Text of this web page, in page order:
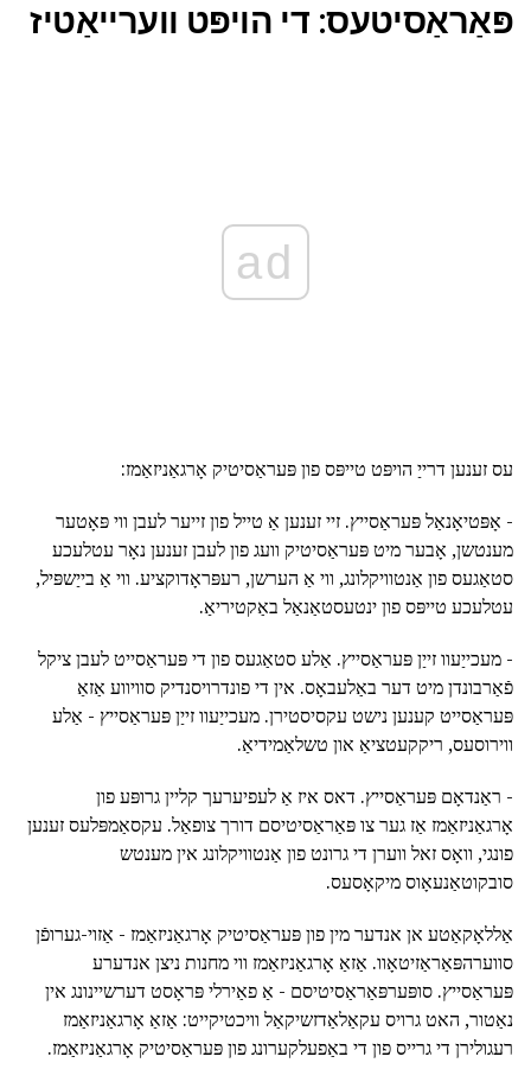
פּאַראַסיטעס: די הויפּט ווערייאַטיז
ad
עס זענען דרייַ הויפּט טייפּס פון פּעראַסיטיק אָרגאַניזאַמז:
- אָפּטיאָנאַל פּעראַסייץ. זיי זענען אַ טייל פון זייער לעבן ווי פּאָטער
מענטשן, אָבער מיט פּעראַסיטיק וועג פון לעבן זענען נאָר עטלעכע
סטאַגעס פון אַנטוויקלונג, ווי אַ הערשן, רעפּראָדוקציע. ווי אַ בייַשפּיל,
עטלעכע טייפּס פון ינטעסטאַנאַל באַקטיריאַ.
- מעכייַעוו זייַן פּעראַסייץ. אַלע סטאַגעס פון די פּעראַסייט לעבן ציקל
פֿאַרבונדן מיט דער באַלעבאָס. אין די פונדרויסנדיק סוויווע אַזאַ
פּעראַסייט קענען נישט עקסיסטירן. מעכייַעוו זייַן פּעראַסייץ - אַלע
ווירוסעס, ריקקעטציאַ און טשלאַמידיאַ.
- ראַנדאָם פּעראַסייץ. דאס איז אַ לעפיערעך קליין גרופּע פון
אָרגאַניזאַמז אַז גער צו פּאַראַסיטיסם דורך צופאַל. עקסאַמפּלעס זענען
פונגי, וואָס זאל ווערן די גרונט פון אַנטוויקלונג אין מענטש
סובקוטאַנעאָוס מיקאָסעס.
אַללאָקאַטע אן אנדער מין פון פּעראַסיטיק אָרגאַניזאַמז - אַזוי-גערופֿן
סווערהפּאַראַזיטאָוו. אַזאַ אָרגאַניזאַמז ווי מחנות ניצן אנדערע
פּעראַסייץ. סופּערפּאַראַסיטיסם - אַ פאַירלי פּראָסט דערשיינונג אין
נאַטור, האט גרויס עקאַלאַדזשיקאַל וויכטיקייט: אַזאַ אָרגאַניזאַמז
רעגולירן די גרייס פון די באַפעלקערונג פון פּעראַסיטיק אָרגאַניזאַמז.